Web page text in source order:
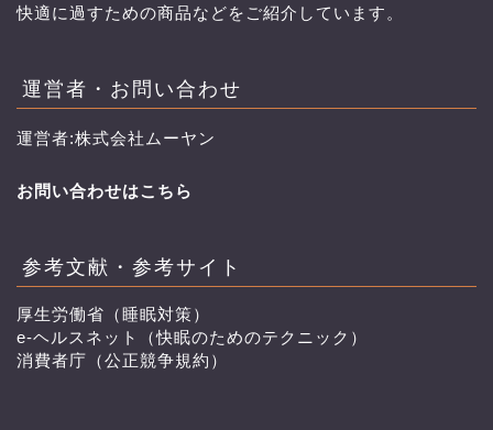
快適に過すための商品などをご紹介しています。
運営者・お問い合わせ
運営者:株式会社ムーヤン
お問い合わせはこちら
参考文献・参考サイト
厚生労働省（睡眠対策）
e-ヘルスネット（快眠のためのテクニック）
消費者庁（公正競争規約）